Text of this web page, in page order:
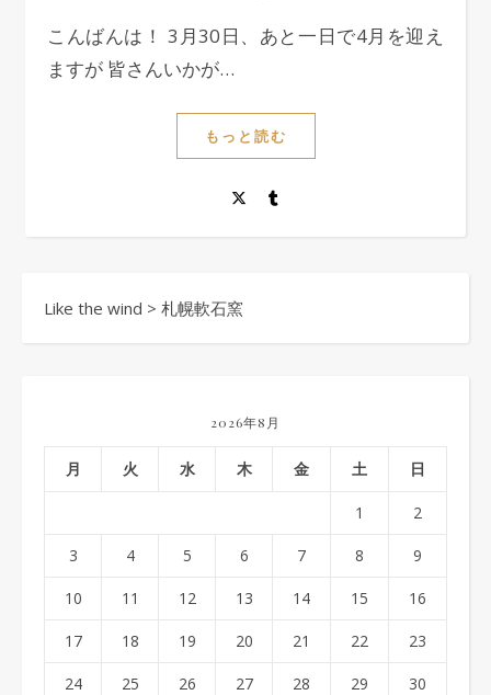
こんばんは！ 3月30日、あと一日で4月を迎え
ますが 皆さんいかが…
もっと読む
Like the wind > 札幌軟石窯
2026年8月
月 火 水 木 金 土 日
1 2
3 4 5 6 7 8 9
10 11 12 13 14 15 16
17 18 19 20 21 22 23
24 25 26 27 28 29 30